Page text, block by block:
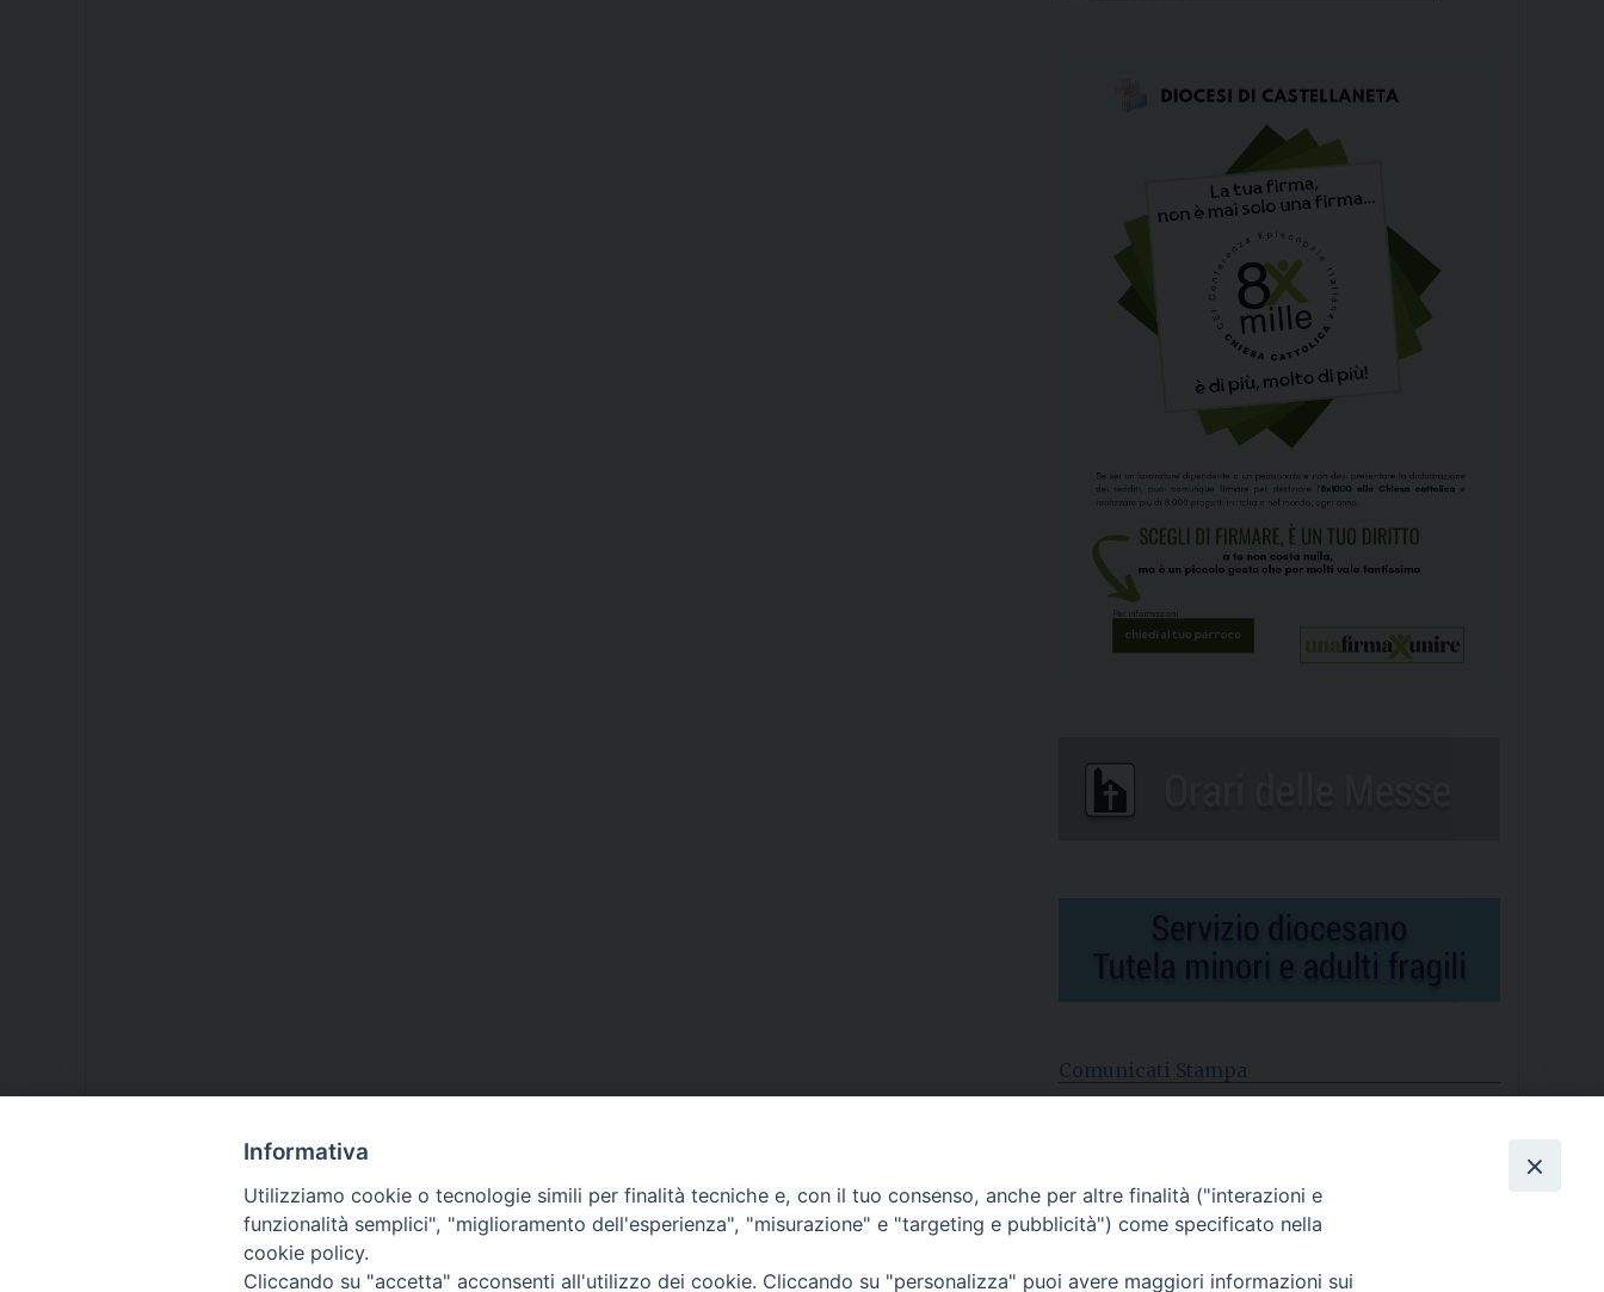
Comunicati Stampa
Nasce la Consulta Diocesana delle Aggregazioni Laicali di
Castellaneta
Archivio comunicati stampa
Informativa
Utilizziamo cookie o tecnologie simili per finalità tecniche e, con il tuo consenso, anche per altre finalità ("interazioni e
funzionalità semplici", "miglioramento dell'esperienza", "misurazione" e "targeting e pubblicità") come specificato nella
cookie policy.
Cliccando su "accetta" acconsenti all'utilizzo dei cookie. Cliccando su "personalizza" puoi avere maggiori informazioni sui